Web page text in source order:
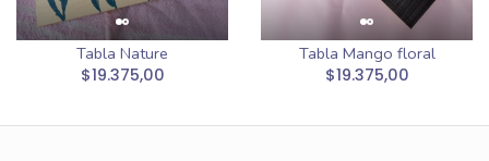
Tabla Nature
$19.375,00
Tabla Mango floral
$19.375,00